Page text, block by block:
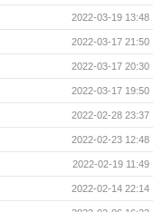
2022-03-19 13:48
2022-03-17 21:50
2022-03-17 20:30
2022-03-17 19:50
2022-02-28 23:37
2022-02-23 12:48
2022-02-19 11:49
2022-02-14 22:14